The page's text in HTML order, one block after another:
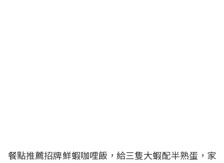
餐點推薦招牌鮮蝦咖哩飯，給三隻大蝦配半熟蛋，家